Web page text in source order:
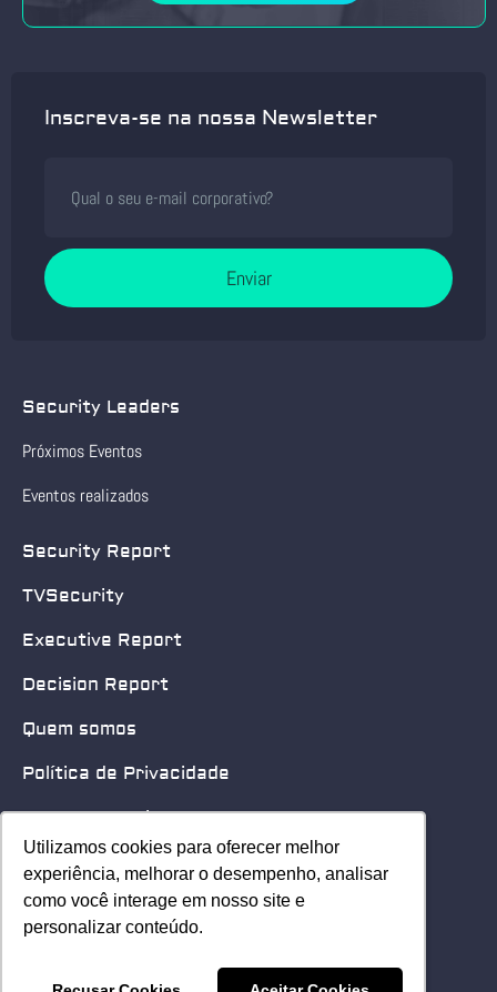
Utilizamos cookies para oferecer melhor
experiência, melhorar o desempenho, analisar
como você interage em nosso site e
personalizar conteúdo.
Utilizamos cookies para oferecer melhor
experiência, melhorar o desempenho, analisar
como você interage em nosso site e
personalizar conteúdo.
Inscreva-se na nossa Newsletter
Enviar
Security Leaders
Próximos Eventos
Eventos realizados
Security Report
TVSecurity
Executive Report
Decision Report
Quem somos
Política de Privacidade
Quero patrocinar
Contato
Home
© 2025 Security Leader. Todos os Direitos Reservados.